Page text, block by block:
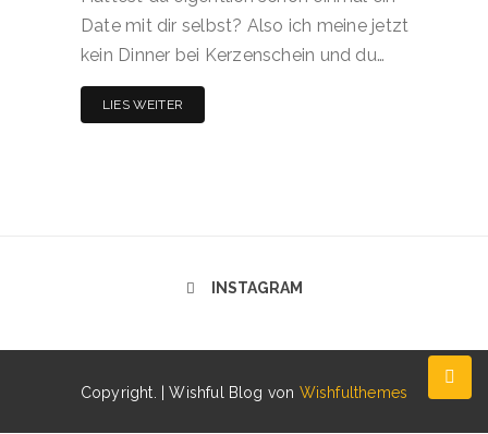
Date mit dir selbst? Also ich meine jetzt
kein Dinner bei Kerzenschein und du…
LIES WEITER
INSTAGRAM
Copyright. | Wishful Blog von Wishfulthemes